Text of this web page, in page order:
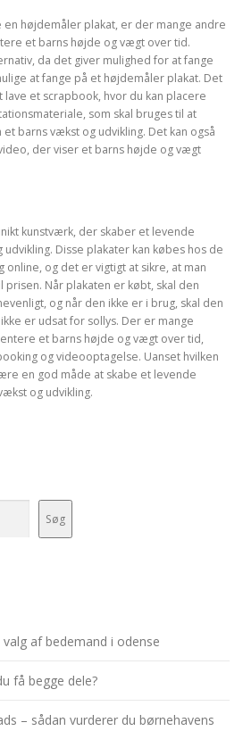
en højdemåler plakat, er der mange andre
et barns højde og vægt over tid.
da det giver mulighed for at fange
at fange på et højdemåler plakat. Det
et scrapbook, hvor du kan placere
som skal bruges til at
barns vækst og udvikling. Det kan også
der viser et barns højde og vægt
kunstværk, der skaber et levende
Disse plakater kan købes hos de
og det er vigtigt at sikre, at man
Når plakaten er købt, skal den
og når den ikke er i brug, skal den
er udsat for sollys. Der er mange
et barns højde og vægt over tid,
og videooptagelse. Uanset hvilken
en god måde at skabe et levende
og udvikling.
Søg
af bedemand i odense
få begge dele?
– sådan vurderer du børnehavens